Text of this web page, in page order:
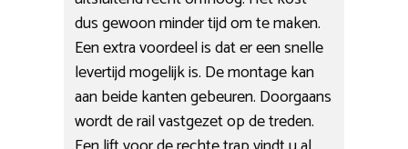
dus gewoon minder tijd om te maken.
Een extra voordeel is dat er een snelle
levertijd mogelijk is. De montage kan
aan beide kanten gebeuren. Doorgaans
wordt de rail vastgezet op de treden.